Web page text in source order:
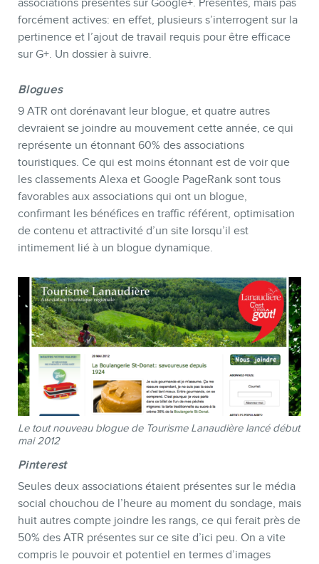
associations présentes sur Google+. Présentes, mais pas
forcément actives: en effet, plusieurs s’interrogent sur la
pertinence et l’ajout de travail requis pour être efficace
sur G+. Un dossier à suivre.
Blogues
9 ATR ont dorénavant leur blogue, et quatre autres
devraient se joindre au mouvement cette année, ce qui
représente un étonnant 60% des associations
touristiques. Ce qui est moins étonnant est de voir que
les classements Alexa et Google PageRank sont tous
favorables aux associations qui ont un blogue,
confirmant les bénéfices en traffic référent, optimisation
de contenu et attractivité d’un site lorsqu’il est
intimement lié à un blogue dynamique.
Le tout nouveau blogue de Tourisme Lanaudière lancé début
mai 2012
Pinterest
Seules deux associations étaient présentes sur le média
social chouchou de l’heure au moment du sondage, mais
huit autres compte joindre les rangs, ce qui ferait près de
50% des ATR présentes sur ce site d’ici peu. On a vite
compris le pouvoir et potentiel en termes d’images